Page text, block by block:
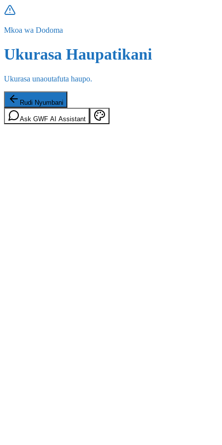
Mkoa wa Dodoma
Ukurasa Haupatikani
Ukurasa unaoutafuta haupo.
Rudi Nyumbani
Ask GWF AI Assistant